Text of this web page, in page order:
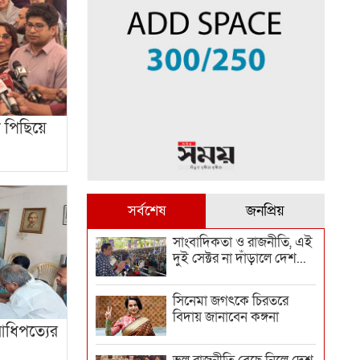
সর্বশেষ
জনপ্রিয়
সাংবাদিকতা ও রাজনীতি, এই
দুই সেক্টর না দাঁড়ালে দেশ...
সিনেমা জগৎকে চিরতরে
বিদায় জানাবেন কঙ্গনা